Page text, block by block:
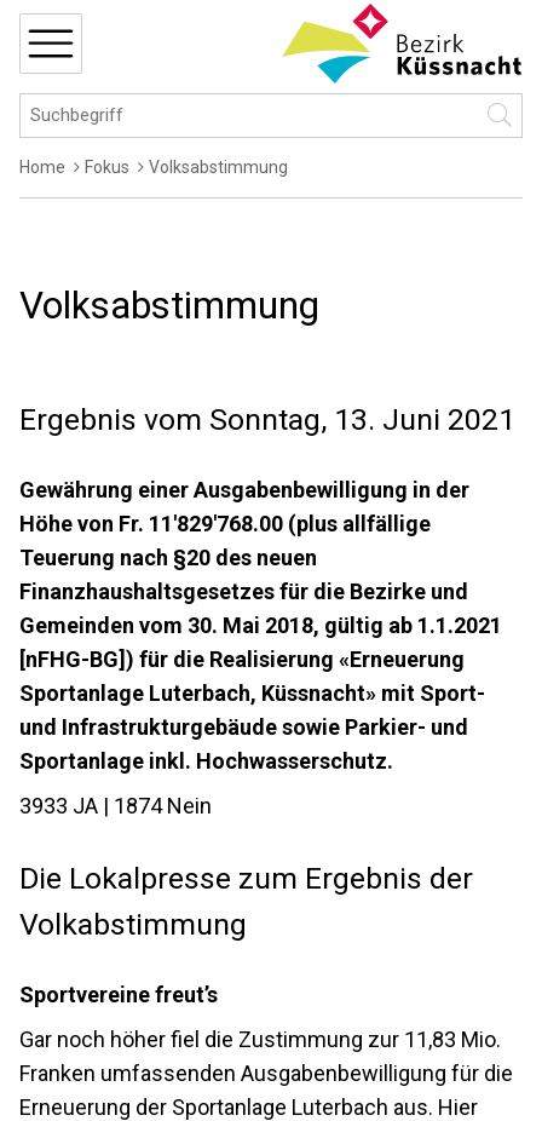
Navigieren in Küssnacht
Schnellnavigation
Hauptnavigation
Suchbegriff
Breadcrumb
Home Fokus Volksabstimmung
Volksabstimmung
Ergebnis vom Sonntag, 13. Juni 2021
Gewährung einer Ausgabenbewilligung in der
Höhe von Fr. 11'829'768.00 (plus allfällige
Teuerung nach §20 des neuen
Finanzhaushaltsgesetzes für die Bezirke und
Gemeinden vom 30. Mai 2018, gültig ab 1.1.2021
[nFHG-BG]) für die Realisierung «Erneuerung
Sportanlage Luterbach, Küssnacht» mit Sport-
und Infrastrukturgebäude sowie Parkier- und
Sportanlage inkl. Hochwasserschutz.
3933 JA | 1874 Nein
Die Lokalpresse zum Ergebnis der
Volkabstimmung
Sportvereine freut’s
Gar noch höher fiel die Zustimmung zur 11,83 Mio.
Franken umfassenden Ausgabenbewilligung für die
Erneuerung der Sportanlage Luterbach aus. Hier